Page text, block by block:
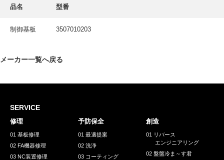
INTERVIEW
採用情報
GREEN CHALLENGE
環境への取り組み
品名 型番
制御基板 3507010203
メーカー一覧へ戻る
SERVICE
修理
01 基板修理
02 FA機器修理
03 NC装置修理
予防保全
01 最適提案
02 洗浄
03 コーティング
創造
01 リバース
エンジニアリング
02 盤盤冷ま～す君